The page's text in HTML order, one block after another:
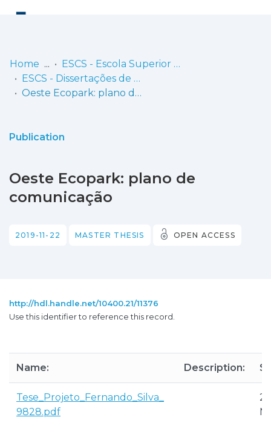
Communities
Statistics
Home
ESCS - Escola Superior de Comunicação Social
ESCS - Dissertações de Mestrado
Oeste Ecopark: plano de comunicação
Publication
Oeste Ecopark: plano de
comunicação
2019-11-22 MASTER THESIS OPEN ACCESS
http://hdl.handle.net/10400.21/11376
Use this identifier to reference this record.
Name: Description:
Tese_Projeto_Fernando_Silva_
9828.pdf